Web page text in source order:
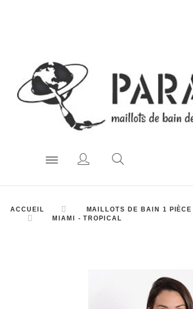
ACCUEIL
MAILLOTS DE BAIN 1 PIÈCE
MIAMI - TROPICAL